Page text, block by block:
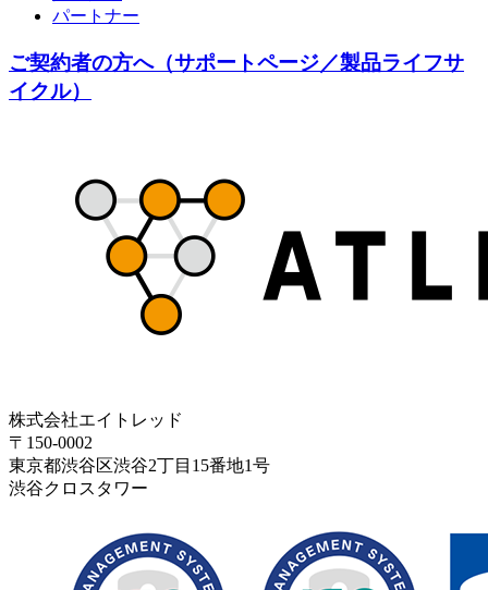
パートナー
ご契約者の方へ（サポートページ／製品ライフサ
イクル）
株式会社エイトレッド
〒150-0002
東京都渋谷区渋谷2丁目15番地1号
渋谷クロスタワー